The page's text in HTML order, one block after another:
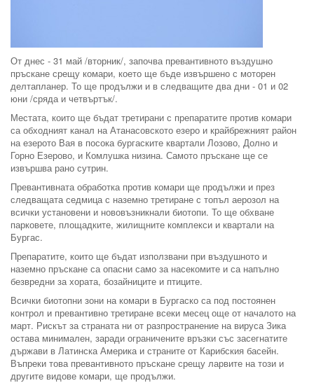
От днес - 31 май /вторник/, започва превантивното въздушно
пръскане срещу комари, което ще бъде извършено с моторен
делтапланер. То ще продължи и в следващите два дни - 01 и 02
юни /сряда и четвъртък/.
Местата, които ще бъдат третирани с препаратите против комари
са обходният канал на Атанасовското езеро и крайбрежният район
на езерото Вая в посока бургаските квартали Лозово, Долно и
Горно Езерово, и Комлушка низина. Самото пръскане ще се
извършва рано сутрин.
Превантивната обработка против комари ще продължи и през
следващата седмица с наземно третиране с топъл аерозол на
всички установени и нововъзникнали биотопи. То ще обхване
парковете, площадките, жилищните комплекси и квартали на
Бургас.
Препаратите, които ще бъдат използвани при въздушното и
наземно пръскане са опасни само за насекомите и са напълно
безвредни за хората, бозайниците и птиците.
Всички биотопни зони на комари в Бургаско са под постоянен
контрол и превантивно третиране всеки месец още от началото на
март. Рискът за страната ни от разпространение на вируса Зика
остава минимален, заради ограничените връзки със засегнатите
държави в Латинска Америка и страните от Карибския басейн.
Въпреки това превантивното пръскане срещу ларвите на този и
другите видове комари, ще продължи.